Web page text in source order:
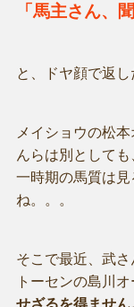
「馬主さん、
と、ドヤ顔で返し
メイショウの松
んらは別としても
一時期の馬質は
ね。。。
そこで最近、武
トーセンの島川